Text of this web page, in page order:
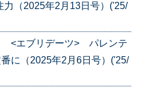
力（2025年2月13日号）('25/
<エブリデーツ> パレンテ
に（2025年2月6日号）('25/